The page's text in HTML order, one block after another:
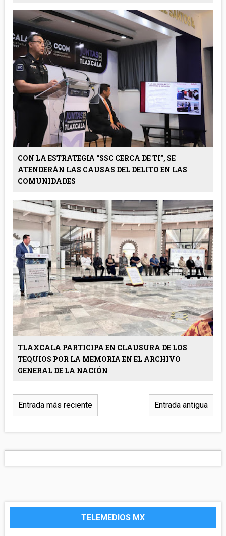
CON LA ESTRATEGIA “SSC CERCA DE TI”, SE
ATENDERÁN LAS CAUSAS DEL DELITO EN LAS
COMUNIDADES
TLAXCALA PARTICIPA EN CLAUSURA DE LOS
TEQUIOS POR LA MEMORIA EN EL ARCHIVO
GENERAL DE LA NACIÓN
Entrada más reciente Entrada antigua
TELEMEDIOS MX